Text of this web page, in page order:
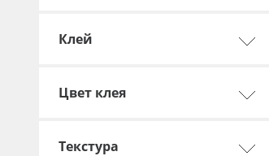
Заготовки для сувениров
Клей
Цвет клея
Текстура